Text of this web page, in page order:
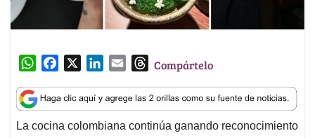
W
a
t
s
c
e
b
n
k
e
a
i
l
T
r
e
a
Compártelo
La cocina colombiana continúa ganando reconocimiento